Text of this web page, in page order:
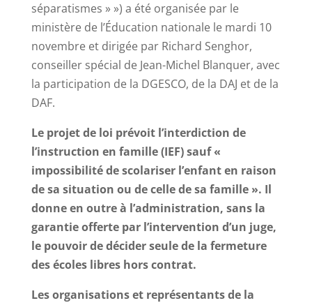
séparatismes » ») a été organisée par le
ministère de l’Éducation nationale le mardi 10
novembre et dirigée par Richard Senghor,
conseiller spécial de Jean-Michel Blanquer, avec
la participation de la DGESCO, de la DAJ et de la
DAF.
Le projet de loi prévoit l’interdiction de
l’instruction en famille (IEF) sauf «
impossibilité de scolariser l’enfant en raison
de sa situation ou de celle de sa famille ». Il
donne en outre à l’administration, sans la
garantie offerte par l’intervention d’un juge,
le pouvoir de décider seule de la fermeture
des écoles libres hors contrat.
Les organisations et représentants de la